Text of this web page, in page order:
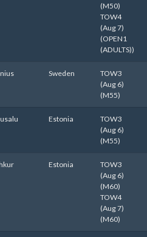
(M50)
TOW4
(Aug 7)
(OPEN1
(ADULTS))
Sweden
TOW3
(Aug 6)
(M55)
Estonia
TOW3
(Aug 6)
(M55)
Estonia
TOW3
(Aug 6)
(M60)
TOW4
(Aug 7)
(M60)